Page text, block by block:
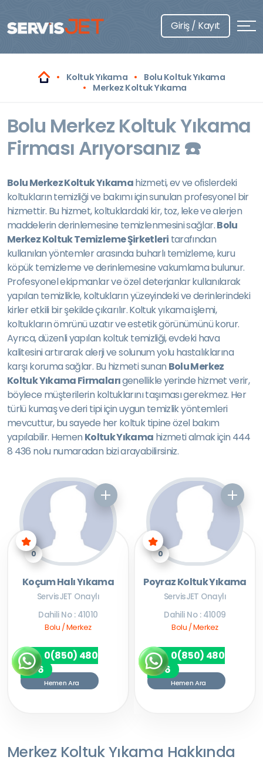
Giriş / Kayıt
Koltuk Yıkama
Bolu Koltuk Yıkama
Merkez Koltuk Yıkama
Bolu Merkez Koltuk Yıkama
Firması Arıyorsanız ☎️
Bolu Merkez Koltuk Yıkamahizmeti, ev ve ofislerdeki
koltukların temizliği ve bakımı için sunulan profesyonel bir
hizmettir. Bu hizmet, koltuklardaki kir, toz, leke ve alerjen
maddelerin derinlemesine temizlenmesini sağlar.Bolu
Merkez Koltuk Temizleme Şirketleri tarafından
kullanılan yöntemler arasında buharlı temizleme, kuru
köpük temizleme ve derinlemesine vakumlama bulunur.
Profesyonel ekipmanlar ve özel deterjanlar kullanılarak
yapılan temizlikle, koltukların yüzeyindeki ve derinlerindeki
kirler etkili bir şekilde çıkarılır. Koltuk yıkama işlemi,
koltukların ömrünü uzatır ve estetik görünümünü korur.
Ayrıca, düzenli yapılan koltuk temizliği, evdeki hava
kalitesini artırarak alerji ve solunum yolu hastalıklarına
karşı koruma sağlar. Bu hizmeti sunan Bolu Merkez
Koltuk Yıkama Firmalarıgenellikle yerinde hizmet verir,
böylece müşterilerin koltuklarını taşıması gerekmez. Her
türlü kumaş ve deri tipi için uygun temizlik yöntemleri
mevcuttur, bu sayede her koltuk tipine özel bakım
yapılabilir. Hemen Koltuk Yıkama hizmeti almak için 444
8 436 nolu numaradan bizi arayabilirsiniz.
0
Koçum Halı Yıkama
ServisJET Onaylı
Dahili No : 41010
Bolu / Merkez
0(850) 480
7256
Hemen Ara
0
Poyraz Koltuk Yıkama
ServisJET Onaylı
Dahili No : 41009
Bolu / Merkez
0(850) 480
7256
Hemen Ara
Merkez Koltuk Yıkama Hakkında